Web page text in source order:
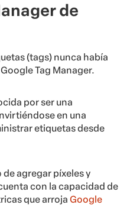
de
(tags) nunca había
Tag Manager.
por ser una
en una
etiquetas desde
agregar píxeles y
con la capacidad de
que arroja Google